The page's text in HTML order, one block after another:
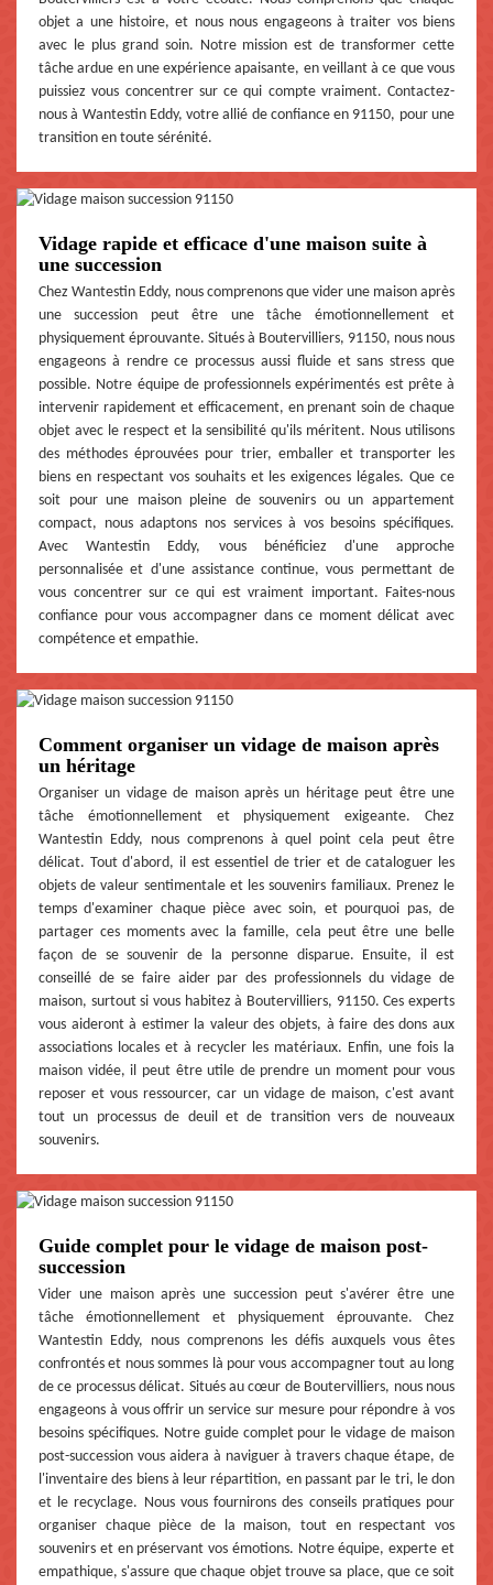
objet a une histoire, et nous nous engageons à traiter vos biens
avec le plus grand soin. Notre mission est de transformer cette
tâche ardue en une expérience apaisante, en veillant à ce que vous
puissiez vous concentrer sur ce qui compte vraiment. Contactez-
nous à Wantestin Eddy, votre allié de confiance en 91150, pour une
transition en toute sérénité.
Vidage rapide et efficace d'une maison suite à
une succession
Chez Wantestin Eddy, nous comprenons que vider une maison après
une succession peut être une tâche émotionnellement et
physiquement éprouvante. Situés à Boutervilliers, 91150, nous nous
engageons à rendre ce processus aussi fluide et sans stress que
possible. Notre équipe de professionnels expérimentés est prête à
intervenir rapidement et efficacement, en prenant soin de chaque
objet avec le respect et la sensibilité qu'ils méritent. Nous utilisons
des méthodes éprouvées pour trier, emballer et transporter les
biens en respectant vos souhaits et les exigences légales. Que ce
soit pour une maison pleine de souvenirs ou un appartement
compact, nous adaptons nos services à vos besoins spécifiques.
Avec Wantestin Eddy, vous bénéficiez d'une approche
personnalisée et d'une assistance continue, vous permettant de
vous concentrer sur ce qui est vraiment important. Faites-nous
confiance pour vous accompagner dans ce moment délicat avec
compétence et empathie.
Comment organiser un vidage de maison après
un héritage
Organiser un vidage de maison après un héritage peut être une
tâche émotionnellement et physiquement exigeante. Chez
Wantestin Eddy, nous comprenons à quel point cela peut être
délicat. Tout d'abord, il est essentiel de trier et de cataloguer les
objets de valeur sentimentale et les souvenirs familiaux. Prenez le
temps d'examiner chaque pièce avec soin, et pourquoi pas, de
partager ces moments avec la famille, cela peut être une belle
façon de se souvenir de la personne disparue. Ensuite, il est
conseillé de se faire aider par des professionnels du vidage de
maison, surtout si vous habitez à Boutervilliers, 91150. Ces experts
vous aideront à estimer la valeur des objets, à faire des dons aux
associations locales et à recycler les matériaux. Enfin, une fois la
maison vidée, il peut être utile de prendre un moment pour vous
reposer et vous ressourcer, car un vidage de maison, c'est avant
tout un processus de deuil et de transition vers de nouveaux
souvenirs.
Guide complet pour le vidage de maison post-
succession
Vider une maison après une succession peut s'avérer être une
tâche émotionnellement et physiquement éprouvante. Chez
Wantestin Eddy, nous comprenons les défis auxquels vous êtes
confrontés et nous sommes là pour vous accompagner tout au long
de ce processus délicat. Situés au cœur de Boutervilliers, nous nous
engageons à vous offrir un service sur mesure pour répondre à vos
besoins spécifiques. Notre guide complet pour le vidage de maison
post-succession vous aidera à naviguer à travers chaque étape, de
l'inventaire des biens à leur répartition, en passant par le tri, le don
et le recyclage. Nous vous fournirons des conseils pratiques pour
organiser chaque pièce de la maison, tout en respectant vos
souvenirs et en préservant vos émotions. Notre équipe, experte et
empathique, s'assure que chaque objet trouve sa place, que ce soit